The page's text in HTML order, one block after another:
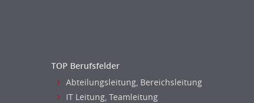
TOP Berufsfelder
Abteilungsleitung, Bereichsleitung
IT Leitung, Teamleitung